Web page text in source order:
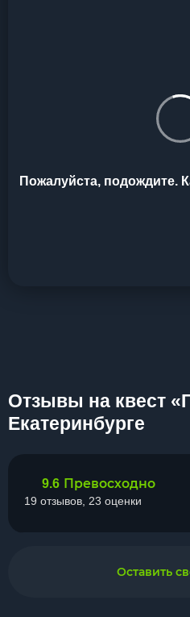
Пожалуйста, подождите.
Отзывы на квест
Екатеринбурге
9.6 Превосходно
19 отзывов, 23 оценки
Оставить